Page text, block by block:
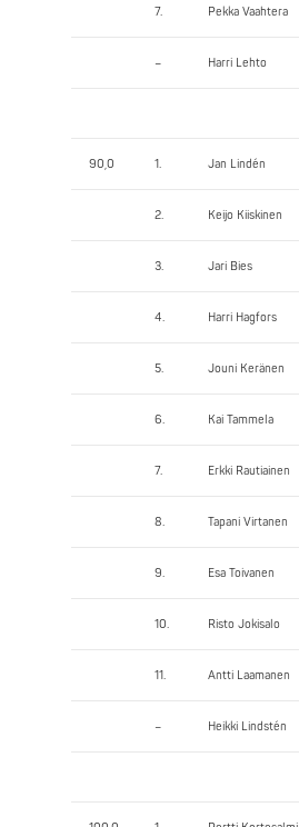
7. Pekka Vaahtera
– Harri Lehto
90,0 1. Jan Lindén
2. Keijo Kiiskinen
3. Jari Bies
4. Harri Hagfors
5. Jouni Keränen
6. Kai Tammela
7. Erkki Rautiainen
8. Tapani Virtanen
9. Esa Toivanen
10. Risto Jokisalo
11. Antti Laamanen
– Heikki Lindstén